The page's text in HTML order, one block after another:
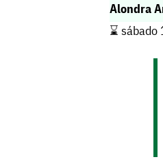
Alondra
⌛️